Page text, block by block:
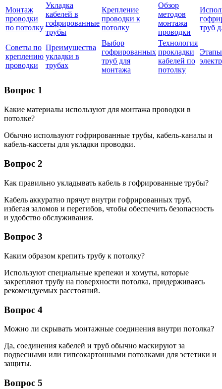
Монтаж
проводки
по потолку
Укладка
кабелей в
гофрированные
трубы
Крепление
проводки к
потолку
Обзор
методов
монтажа
проводки
труб
Советы по
креплению
проводки
Преимущества
укладки в
трубах
Выбор
гофрированных
труб для
монтажа
Технология
прокладки
кабелей по
потолку
Вопрос 1
Какие материалы используют для монтажа проводки в
потолке?
Обычно используют гофрированные трубы, кабель-каналы и
кабель-кассеты для укладки проводки.
Вопрос 2
Как правильно укладывать кабель в гофрированные трубы?
Кабель аккуратно прячут внутри гофрированных труб,
избегая заломов и перегибов, чтобы обеспечить безопасность
и удобство обслуживания.
Вопрос 3
Каким образом крепить трубу к потолку?
Используют специальные крепежи и хомуты, которые
закрепляют трубу на поверхности потолка, придерживаясь
рекомендуемых расстояний.
Вопрос 4
Можно ли скрывать монтажные соединения внутри потолка?
Да, соединения кабелей и труб обычно маскируют за
подвесными или гипсокартонными потолками для эстетики и
защиты.
Вопрос 5